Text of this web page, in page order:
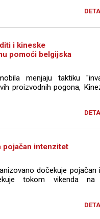
i kineske
pomoći belgijska
menjaju taktiku
proizvodnih pogona,
pojačan intenzitet
dočekuje pojačan
tokom vikenda na